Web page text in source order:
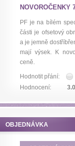
NOVOROČENKY
PF je na bílém
části je ofsetový
a je jemně
mají výsek. K
ceně.
Hodnotit přání:
Hodnocení:
OBJEDNÁVKA